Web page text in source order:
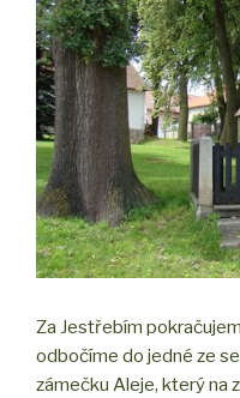
Za Jestřebím
odbočíme do jedné ze
zámečku Aleje, který na